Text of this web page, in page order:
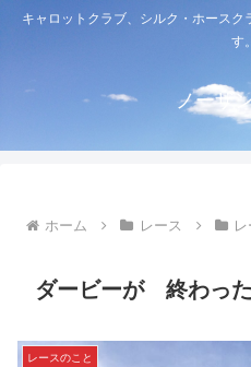
キャロットクラブ、シルク・ホース
す。
ノーザ
ホーム レース
ダービーが 終わっ
レースのこと